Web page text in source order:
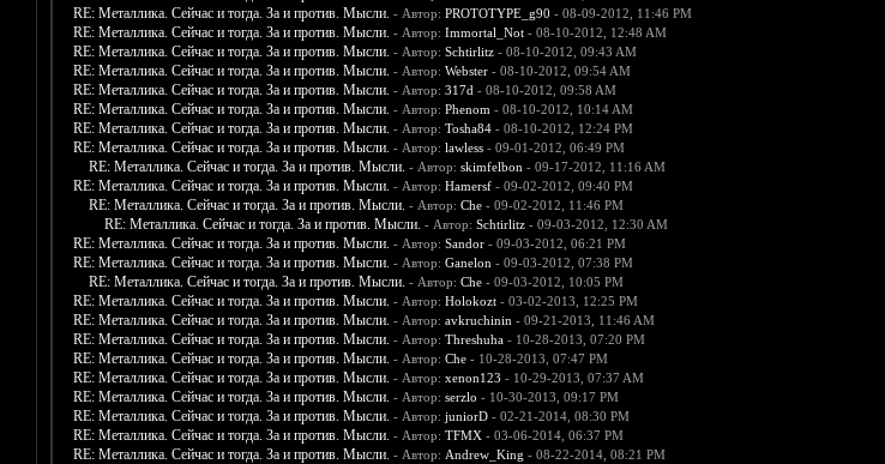
RE: Металлика. Сейчас и тогда. За и против. Мысли. - Автор: PROTOTYPE_g90 - 08-09-2012, 11:46 PM
RE: Металлика. Сейчас и тогда. За и против. Мысли. - Автор: Immortal_Not- 08-10-2012, 12:48 AM
RE: Металлика. Сейчас и тогда. За и против. Мысли. - Автор: Schtirlitz- 08-10-2012, 09:43 AM
RE: Металлика. Сейчас и тогда. За и против. Мысли. - Автор: Webster- 08-10-2012, 09:54 AM
RE: Металлика. Сейчас и тогда. За и против. Мысли. - Автор: 317d - 08-10-2012, 09:58 AM
RE: Металлика. Сейчас и тогда. За и против. Мысли. - Автор: Phenom - 08-10-2012, 10:14 AM
RE: Металлика. Сейчас и тогда. За и против. Мысли. - Автор: Tosha84- 08-10-2012, 12:24 PM
RE: Металлика. Сейчас и тогда. За и против. Мысли. - Автор: lawless- 09-01-2012, 06:49 PM
RE: Металлика. Сейчас и тогда. За и против. Мысли. - Автор: skimfelbon - 09-17-2012, 11:16 AM
RE: Металлика. Сейчас и тогда. За и против. Мысли. - Автор: Hamersf- 09-02-2012, 09:40 PM
RE: Металлика. Сейчас и тогда. За и против. Мысли. - Автор: Che- 09-02-2012, 11:46 PM
RE: Металлика. Сейчас и тогда. За и против. Мысли. - Автор: Schtirlitz- 09-03-2012, 12:30 AM
RE: Металлика. Сейчас и тогда. За и против. Мысли. - Автор: Sandor- 09-03-2012, 06:21 PM
RE: Металлика. Сейчас и тогда. За и против. Мысли. - Автор: Ganelon - 09-03-2012, 07:38 PM
RE: Металлика. Сейчас и тогда. За и против. Мысли. - Автор: Che- 09-03-2012, 10:05 PM
RE: Металлика. Сейчас и тогда. За и против. Мысли. - Автор: Holokozt- 03-02-2013, 12:25 PM
RE: Металлика. Сейчас и тогда. За и против. Мысли. - Автор: avkruchinin - 09-21-2013, 11:46 AM
RE: Металлика. Сейчас и тогда. За и против. Мысли. - Автор: Threshuha- 10-28-2013, 07:20 PM
RE: Металлика. Сейчас и тогда. За и против. Мысли. - Автор: Che- 10-28-2013, 07:47 PM
RE: Металлика. Сейчас и тогда. За и против. Мысли. - Автор: xenon123 - 10-29-2013, 07:37 AM
RE: Металлика. Сейчас и тогда. За и против. Мысли. - Автор: serzlo - 10-30-2013, 09:17 PM
RE: Металлика. Сейчас и тогда. За и против. Мысли. - Автор: juniorD- 02-21-2014, 08:30 PM
RE: Металлика. Сейчас и тогда. За и против. Мысли. - Автор: TFMX- 03-06-2014, 06:37 PM
RE: Металлика. Сейчас и тогда. За и против. Мысли. - Автор: Andrew_King - 08-22-2014, 08:21 PM